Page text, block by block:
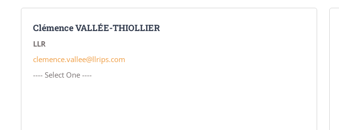
Clémence VALLÉE-THIOLLIER
LLR
clemence.vallee@llrips.com
---- Select One ----